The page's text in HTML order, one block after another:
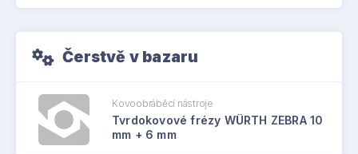
Čerstvě v bazaru
Kovoobráběcí nástroje
Tvrdokovové frézy WÜRTH ZEBRA 10
mm + 6 mm